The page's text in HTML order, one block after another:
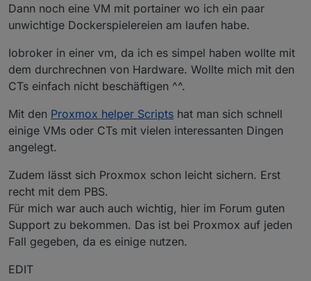
Dann noch eine VM mit portainer wo ich ein paar
unwichtige Dockerspielereien am laufen habe.
Iobroker in einer vm, da ich es simpel haben wollte mit
dem durchrechnen von Hardware. Wollte mich mit den
CTs einfach nicht beschäftigen ^^.
Mit den Proxmox helper Scripts hat man sich schnell
einige VMs oder CTs mit vielen interessanten Dingen
angelegt.
Zudem lässt sich Proxmox schon leicht sichern. Erst
recht mit dem PBS.
Für mich war auch auch wichtig, hier im Forum guten
Support zu bekommen. Das ist bei Proxmox auf jeden
Fall gegeben, da es einige nutzen.
EDIT